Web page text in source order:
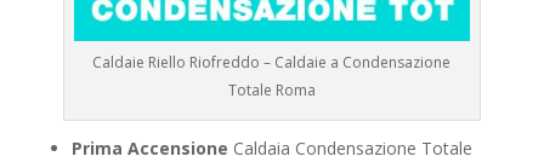
Caldaie Riello Riofreddo – Caldaie a Condensazione
Totale Roma
Prima Accensione Caldaia Condensazione Totale